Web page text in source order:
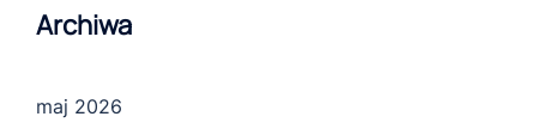
Archiwa
maj 2026